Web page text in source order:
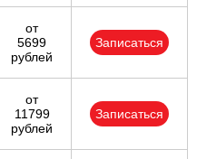
от
5699
рублей
Записаться
от
11799
рублей
Записаться